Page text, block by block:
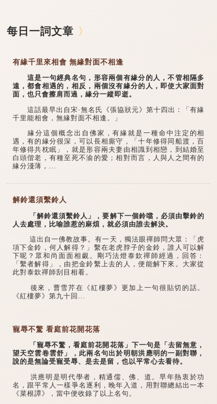
每日一詞文章
有緣千里來相會 無緣對面不相逢
這是一句經典名句，形容兩個有緣分的人，不管相隔多
遠，都會相遇的，相反，兩個沒有緣分的人，即使大家面對
面，也只會擦肩而過，緣分一縱即逝。
這話最早出自宋·無名氏《張協狀元》第十四出：「有緣
千里能相會，無緣對面不相逢。」
緣分這個概念出自佛家，有緣就是一種命中注定的相
遇，有的緣分很深，可以長相廝守，「十年修得同船渡，百
年修得共枕眠」，就是形容兩夫妻由相識到相戀，到結婚至
白頭偕老，有種至死不渝的愛；相對而言，人與人之間有的
緣分淺薄，...
解鈴還須繫鈴人
「解鈴還須繫鈴人」，要解下一個鈴噹，必須由擊鈴的
人去處理，比喻誰惹的麻煩，就必須由誰去解決。
這出自一佛教故事。有一天，獨法眼禪師問大眾：「虎
項下金鈴，何人解得？」繫在老虎脖子的金鈴，誰人可以解
下呢？眾和尚面面相覷。剛巧法燈泰欽禪師經過，回答：
「繫者解得」，由把金鈴繫上去的人，便能解下來。大家從
此對泰欽禪師刮目相看。
後來，曹雪芹在《紅樓夢》更加上一句很貼切的話。
《紅樓夢》第九十回...
寵辱不驚 看庭前花開花落
「寵辱不驚，看庭前花開花落」下一句是「去留無意，
望天空雲卷雲舒」，此兩名句出於明朝洪應明的一副對聯，
說的是無論受寵受辱、是去是留，也以平常心去看待。
洪應明是明代學者，精通儒、佛、道。早年熱衷於功
名，跟平常人一樣爭名逐利，晚年入道，用對聯總結出一本
《菜根譚》，當中便收錄了以上名句。